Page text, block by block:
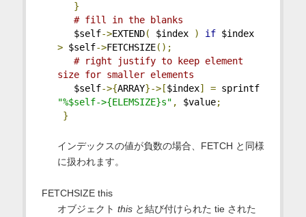
}
# fill in the blanks
$self->EXTEND( $index ) if
$index
> $self->FETCHSIZE();
# right justify to keep element
size for smaller elements
$self->{ARRAY}->[$index] =
sprintf
"%$self->{ELEMSIZE}s" , $value;
}
インデックスの値が負数の場合、FETCH と同様
に扱われます。
FETCHSIZE this
オブジェクト thisと結び付けられた tie された